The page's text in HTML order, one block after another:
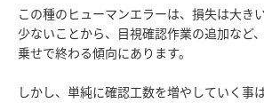
この種のヒューマンエラーは、損失は大き
少ないことから、目視確認作業の追加など
乗せで終わる傾向にあります。
しかし、単純に確認工数を増やしていく事は